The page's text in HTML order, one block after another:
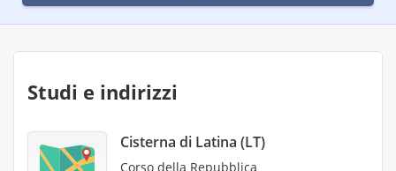
Studi e indirizzi
Cisterna di Latina (LT)
Corso della Repubblica